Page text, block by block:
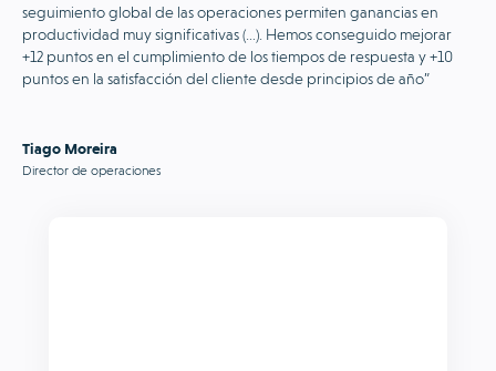
seguimiento global de las operaciones permiten ganancias en
productividad muy significativas (…). Hemos conseguido mejorar
+12 puntos en el cumplimiento de los tiempos de respuesta y +10
puntos en la satisfacción del cliente desde principios de año”
Tiago Moreira
Director de operaciones